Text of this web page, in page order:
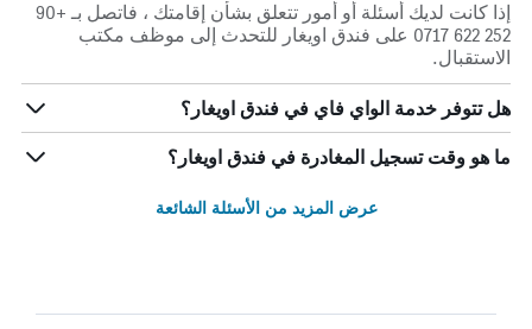
إذا كانت لديك أسئلة أو أمور تتعلق بشأن إقامتك ، فاتصل بـ +90
252 622 0717 على فندق اويغار للتحدث إلى موظف مكتب
الاستقبال.
هل تتوفر خدمة الواي فاي في فندق اويغار؟
ما هو وقت تسجيل المغادرة في فندق اويغار؟
عرض المزيد من الأسئلة الشائعة